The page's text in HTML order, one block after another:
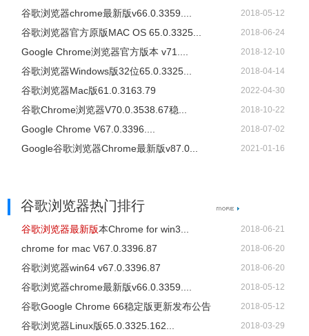
谷歌浏览器chrome最新版v66.0.3359.... 2018-05-12
谷歌浏览器官方原版MAC OS 65.0.3325... 2018-06-24
Google Chrome浏览器官方版本 v71.... 2018-12-10
谷歌浏览器Windows版32位65.0.3325... 2018-04-14
谷歌浏览器Mac版61.0.3163.79 2022-04-30
谷歌Chrome浏览器V70.0.3538.67稳... 2018-10-22
Google Chrome V67.0.3396.... 2018-07-02
Google谷歌浏览器Chrome最新版v87.0... 2021-01-16
谷歌浏览器热门排行
谷歌浏览器最新版本Chrome for win3... 2018-06-21
chrome for mac V67.0.3396.87 2018-06-20
谷歌浏览器win64 v67.0.3396.87 2018-06-20
谷歌浏览器chrome最新版v66.0.3359.... 2018-05-12
谷歌Google Chrome 66稳定版更新发布公告 2018-05-12
谷歌浏览器Linux版65.0.3325.162... 2018-03-29